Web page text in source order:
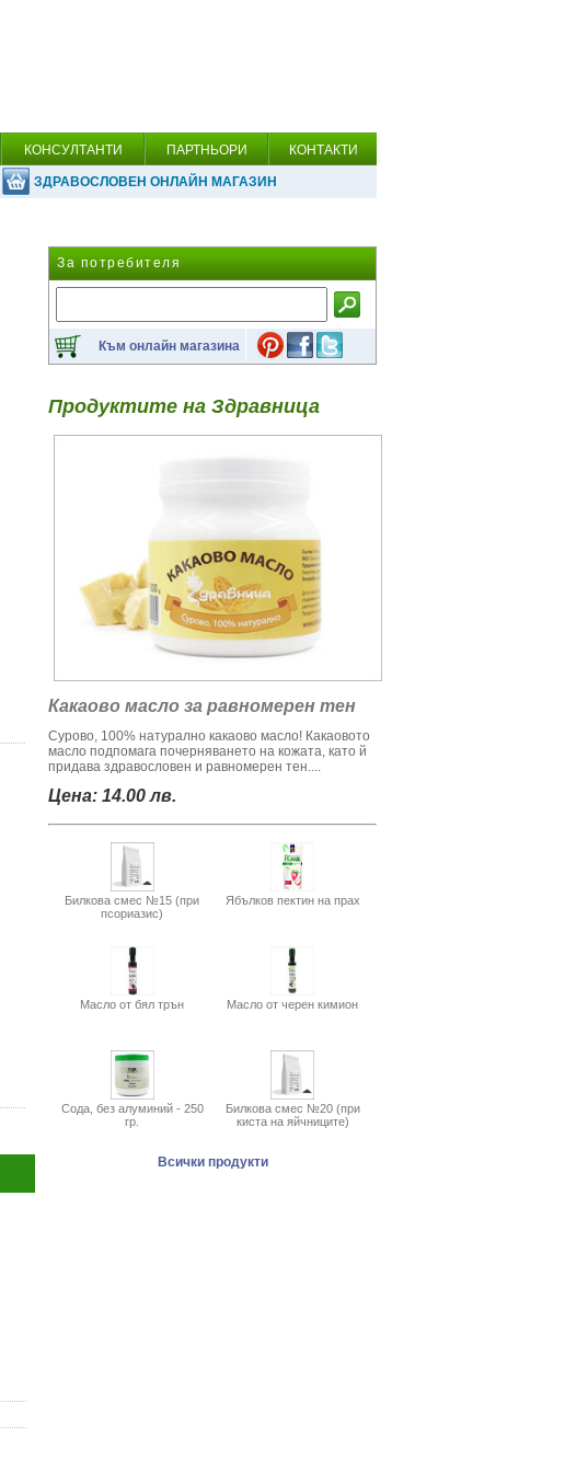
КОНСУЛТАНТИ ПАРТНЬОРИ КОНТАКТИ
ЗДРАВОСЛОВЕН ОНЛАЙН МАГАЗИН
За потребителя
Към онлайн магазина
Продуктите на Здравница
Какаово масло за равномерен тен
Сурово, 100% натурално какаово масло! Какаовото
масло подпомага почерняването на кожата, като й
придава здравословен и равномерен тен....
Цена: 14.00 лв.
Билкова смес №15 (при
псориазис)
Ябълков пектин на прах
Масло от бял трън Масло от черен кимион
Сода, без алуминий - 250
гр.
Билкова смес №20 (при
киста на яйчниците)
Всички продукти